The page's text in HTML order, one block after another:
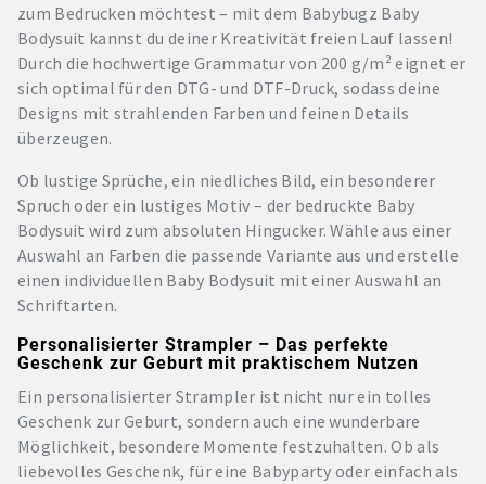
zum Bedrucken möchtest – mit dem Babybugz Baby
Bodysuit kannst du deiner Kreativität freien Lauf lassen!
Durch die hochwertige Grammatur von 200 g/m² eignet er
sich optimal für den DTG- und DTF-Druck, sodass deine
Designs mit strahlenden Farben und feinen Details
überzeugen.
Ob lustige Sprüche, ein niedliches Bild, ein besonderer
Spruch oder ein lustiges Motiv – der bedruckte Baby
Bodysuit wird zum absoluten Hingucker. Wähle aus einer
Auswahl an Farben die passende Variante aus und erstelle
einen individuellen Baby Bodysuit mit einer Auswahl an
Schriftarten.
Personalisierter Strampler – Das perfekte
Geschenk zur Geburt mit praktischem Nutzen
Ein personalisierter Strampler ist nicht nur ein tolles
Geschenk zur Geburt, sondern auch eine wunderbare
Möglichkeit, besondere Momente festzuhalten. Ob als
liebevolles Geschenk, für eine Babyparty oder einfach als